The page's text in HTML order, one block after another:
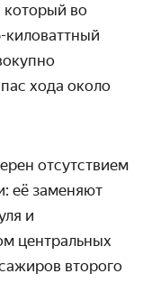
который во
киловаттный
хода около
отсутствием
её заменяют
и
центральных
второго